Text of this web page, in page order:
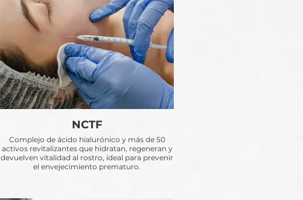
NCTF
Complejo de ácido hialurónico y más de 50
activos revitalizantes que hidratan, regeneran y
devuelven vitalidad al rostro, ideal para prevenir
el envejecimiento prematuro.